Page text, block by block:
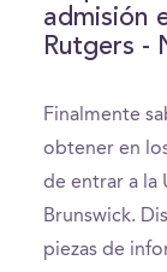
admisión
Rutgers -
Finalmente
obtener en
de entrar a la
Brunswick.
piezas de